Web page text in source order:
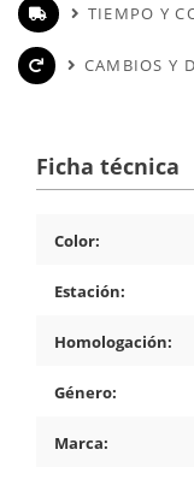
TIEMPO Y
CAMBIOS Y
Ficha técnica
Color:
Estación:
Homologación:
Género:
Marca: